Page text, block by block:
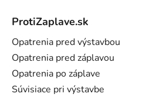
ProtiZaplave.sk
Opatrenia pred výstavbou
Opatrenia pred záplavou
Opatrenia po záplave
Súvisiace pri výstavbe